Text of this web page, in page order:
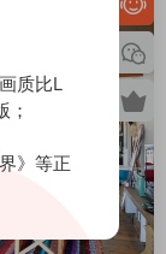
质比L
；
》等正